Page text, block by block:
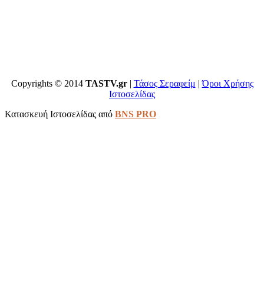
Copyrights © 2014 TASTV.gr| Τάσος Σεραφείμ |Όροι Χρήσης
Ιστοσελίδας
Κατασκευή Ιστοσελίδας από BNS PRO